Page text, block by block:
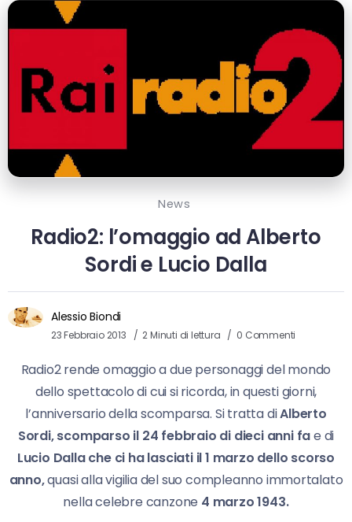
News
Radio2: l’omaggio ad Alberto
Sordi e Lucio Dalla
Alessio Biondi
23 Febbraio 2013 2 Minuti di lettura 0 Commenti
Radio2 rende omaggio a due personaggi del mondo
dello spettacolo di cui si ricorda, in questi giorni,
l’anniversario della scomparsa. Si tratta diAlberto
Sordi, scomparso il 24 febbraio di dieci anni fae di
Lucio Dalla che ci ha lasciati il 1 marzo dello scorso
anno,quasi alla vigilia del suo compleanno immortalato
nella celebre canzone 4 marzo 1943.